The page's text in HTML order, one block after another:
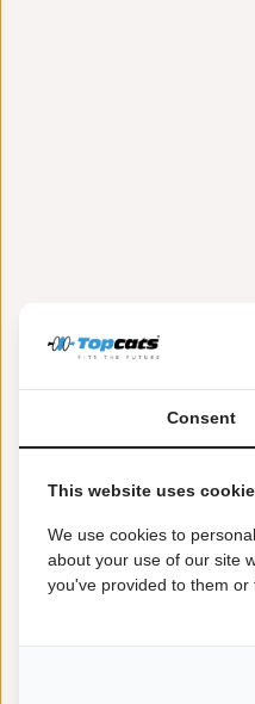
Lengte
Consent
This website uses
We use cookies to
about your use of our site
you've provided to them or